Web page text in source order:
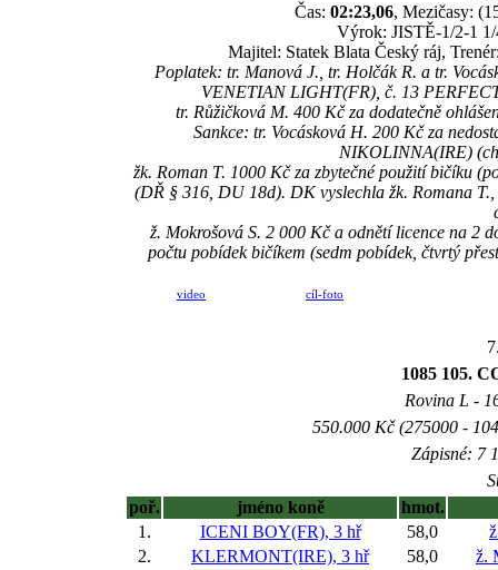
Čas: 02:23,06, Mezičasy:
Výrok: JISTĚ-1/2-1 1/
Majitel: Statek Blata Český ráj,
Poplatek: tr. Manová J., tr. Holčák R. a tr.
VENETIAN LIGHT(FR), č. 13
tr. Růžičková M. 400 Kč za dodatečně
Sankce: tr. Vocásková H. 200 Kč za
NIKOLINNA(IRE)
žk. Roman T. 1000 Kč za zbytečné použití bičíku
(DŘ § 316, DU 18d). DK vyslechla žk. Romana
ž. Mokrošová S. 2 000 Kč a odnětí licence na 2
počtu pobídek bičíkem (sedm pobídek, čtvrtý
video cíl-foto
1085 105.
Rovina L -
550.000 Kč (275000 -
Zápisné: 7
poř.
jméno koně
hmot.
1.
ICENI BOY(FR), 3 hř 58,0
2.
KLERMONT(IRE), 3 hř 58,0
ž.